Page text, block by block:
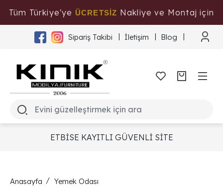
Tüm Türkiye'ye ÜCRETSİZ Nakliye ve Montaj için
Tıklayınız
Sipariş Takibi İletişim Blog
ETBİSE KAYITLI GÜVENLİ SİTE
Anasayfa Yemek Odası